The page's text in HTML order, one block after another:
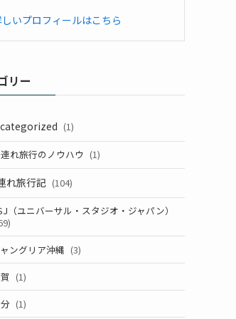
いプロフィールはこちら
リー
(1)
れ旅行のノウハウ (1)
れ旅行記 (104)
（ユニバーサル・スタジオ・ジャパン）
ングリア沖縄 (3)
(1)
(1)